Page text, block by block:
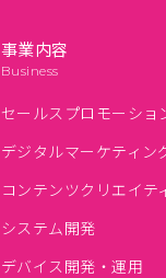
事業内容
Business
セールスプロモーショ
デジタルマーケティン
コンテンツクリエイテ
システム開発
デバイス開発・運用